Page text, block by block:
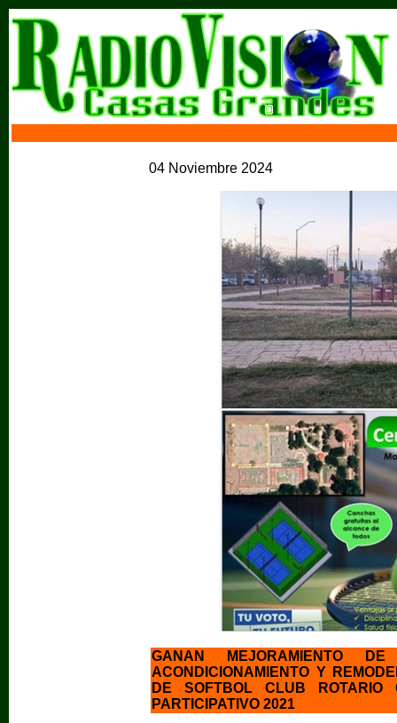
04 Noviembre 2024
GANAN MEJORAMIENTO
ACONDICIONAMIENTO Y
DE SOFTBOL CLUB ROTARIO
PARTICIPATIVO 2021